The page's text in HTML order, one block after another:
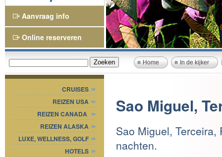
Aanvraag info
Online reserveren
Home In de kijker
CRUISES
REIZEN USA
REIZEN CANADA
REIZEN ALASKA
LUXE, WELLNESS, GOLF
HOTELS
Sao Miguel,
Sao Miguel,
nachten.